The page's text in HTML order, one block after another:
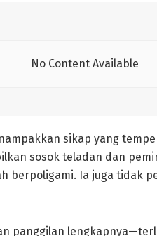
No Content Available
sikap yang
sosok teladan dan
berpoligami. Ia juga tidak
panggilan